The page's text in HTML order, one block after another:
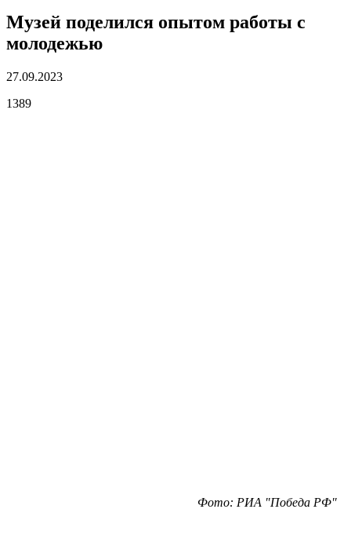
Музей поделился опытом работы с
молодежью
27.09.2023
1389
Фото: РИА "Победа РФ"